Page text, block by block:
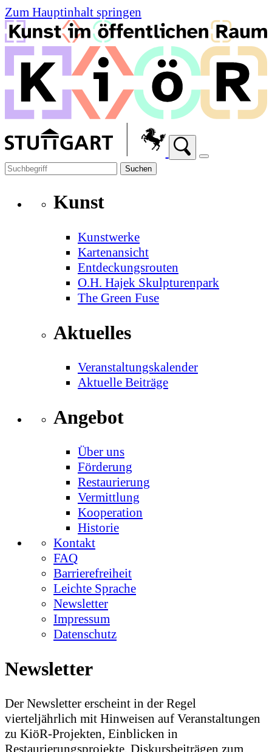
Zum Hauptinhalt springen
Suchen
Kunst
Kunstwerke
Kartenansicht
Entdeckungsrouten
O.H. Hajek Skulpturenpark
The Green Fuse
Aktuelles
Veranstaltungskalender
Aktuelle Beiträge
Angebot
Über uns
Förderung
Restaurierung
Vermittlung
Kooperation
Historie
Kontakt
FAQ
Barrierefreiheit
Leichte Sprache
Newsletter
Impressum
Datenschutz
Newsletter
Der Newsletter erscheint in der Regel
vierteljährlich mit Hinweisen auf Veranstaltungen
zu KiöR-Projekten, Einblicken in